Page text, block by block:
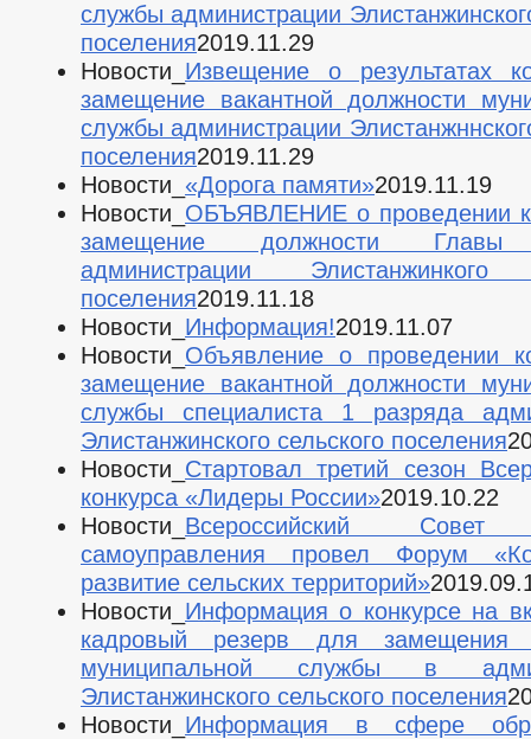
службы администрации
поселения2019.11.29
Новости_ Извещение о результатах
замещение вакантной должности
службы администрации
поселения2019.11.29
Новости_ «Дорога памяти»2019.11.19
Новости_ ОБЪЯВЛЕНИЕ о проведении
замещение должности Главы
администрации Элистанжинкого
поселения2019.11.18
Новости_ Информация!2019.11.07
Новости_ Объявление о проведении
замещение вакантной должности
службы специалиста 1 разряда
Элистанжинского сельского поселения
Новости_ Стартовал третий сезон
конкурса «Лидеры России»2019.10.22
Новости_ Всероссийский Совет
самоуправления провел Форум
развитие сельских территорий»
Новости_ Информация о конкурсе на
кадровый резерв для замещения
муниципальной службы в
Элистанжинского сельского поселения
Новости_ Информация в сфере